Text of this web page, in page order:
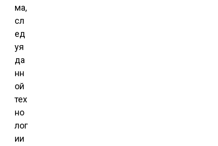
ма,
сл
ед
уя
да
нн
ой
тех
но
лог
ии